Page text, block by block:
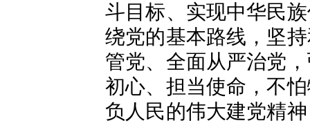
斗目标、实现中华民
绕党的基本路线，坚
管党、全面从严治党
初心、担当使命，不
负人民的伟大建党精